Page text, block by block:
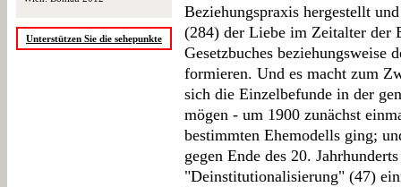
Unterstützen Sie die sehepunkte
Beziehungspraxis hergestellt
(284) der Liebe im Zeitalter der
Gesetzbuches beziehungsweise
formieren. Und es macht zum
sich die Einzelbefunde in der
mögen - um 1900 zunächst
bestimmten Ehemodells ging;
gegen Ende des 20.
"Deinstitutionalisierung" (47)